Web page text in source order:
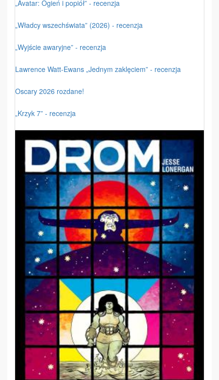
„Avatar: Ogień i popiół” - recenzja
„Władcy wszechświata” (2026) - recenzja
„Wyjście awaryjne” - recenzja
Lawrence Watt-Ewans „Jednym zaklęciem” - recenzja
Oscary 2026 rozdane!
„Krzyk 7” - recenzja